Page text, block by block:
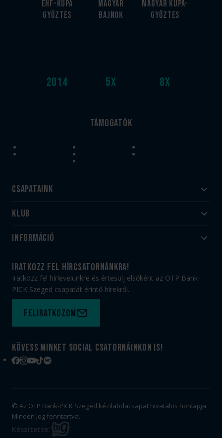
EHF-Kupa
győztes
2014
Magyar
bajnok
5x
Magyar kupa-
győztes
8x
Támogatók
Csapataink
Felnőtt
Utánpótlás
Klub
#HandballFamily
Munkatársaink
PICK Aréna
Sajtóakkreditáció
Információ
Jegy- és bérletvásárlás
Webshop
Adatvédelem
Felhasználási feltételek
Kapcsolat
iratkozz fel hírcsatornánkra!
Iratkozz fel hírlevelünkre és értesülj elsőként az OTP Bank-
PICK Szeged csapatát érintő hírekről.
Feliratkozom
Kövess minket social csatornáinkon is!
Facebook
Instagram
YouTube
TikTokSpotify
© Az OTP Bank-PICK Szeged kézilabdacsapat hivatalos honlapja.
Minden jog fenntartva.
Készítette: BIG